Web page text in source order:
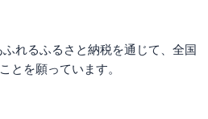
れるふるさと納税を通じて、全国
とを願っています。